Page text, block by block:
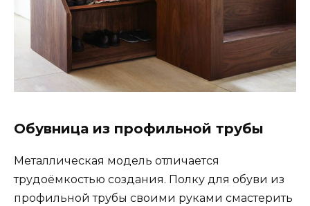
Обувница из профильной трубы
Металлическая модель отличается
трудоёмкостью создания. Полку для обуви из
профильной трубы своими руками смастерить